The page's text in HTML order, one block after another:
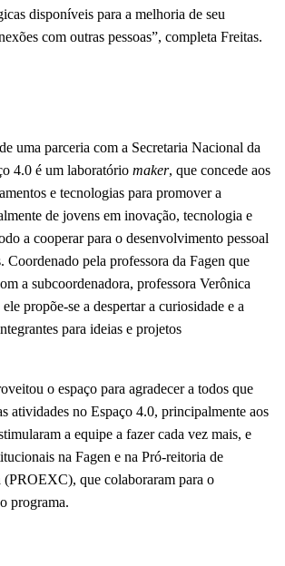
disponíveis para a melhoria de seu
com outras pessoas”, completa Freitas.
uma parceria com a Secretaria Nacional da
4.0 é um laboratório maker, que concede aos
e tecnologias para promover a
de jovens em inovação, tecnologia e
a cooperar para o desenvolvimento pessoal
Coordenado pela professora da Fagen que
a subcoordenadora, professora Verônica
propõe-se a despertar a curiosidade e a
para ideias e projetos
o espaço para agradecer a todos que
atividades no Espaço 4.0, principalmente aos
a equipe a fazer cada vez mais, e
na Fagen e na Pró-reitoria de
(PROEXC), que colaboraram para o
programa.